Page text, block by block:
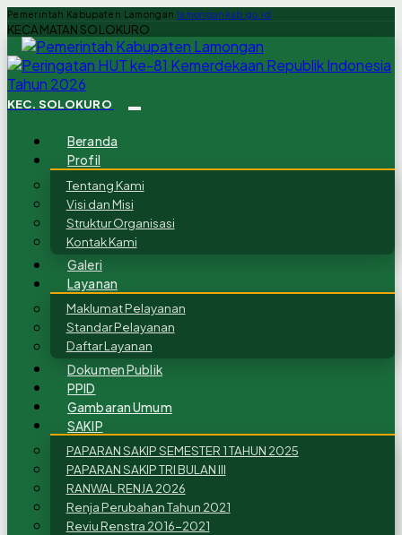
Pemerintah Kabupaten Lamongan lamongankab.go.id
KECAMATAN SOLOKURO
KEC. SOLOKURO
Beranda
Profil
Tentang Kami
Visi dan Misi
Struktur Organisasi
Kontak Kami
Galeri
Layanan
Maklumat Pelayanan
Standar Pelayanan
Daftar Layanan
Dokumen Publik
PPID
Gambaran Umum
SAKIP
PAPARAN SAKIP SEMESTER 1 TAHUN 2025
PAPARAN SAKIP TRI BULAN III
RANWAL RENJA 2026
Renja Perubahan Tahun 2021
Reviu Renstra 2016-2021